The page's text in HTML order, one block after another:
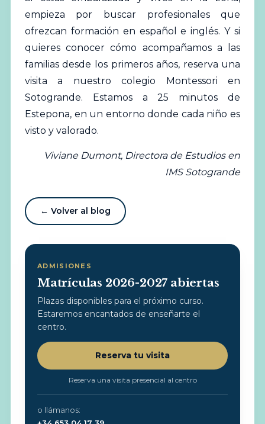
empieza por buscar profesionales que
ofrezcan formación en español e inglés. Y si
quieres conocer cómo acompañamos a las
familias desde los primeros años, reserva una
visita a nuestro colegio Montessori en
Sotogrande. Estamos a 25 minutos de
Estepona, en un entorno donde cada niño es
visto y valorado.
Viviane Dumont, Directora de Estudios en
IMS Sotogrande
← Volver al blog
ADMISIONES
Matrículas 2026-2027 abiertas
Plazas disponibles para el próximo curso.
Estaremos encantados de enseñarte el
centro.
Reserva tu visita
Reserva una visita presencial al centro
o llámanos: